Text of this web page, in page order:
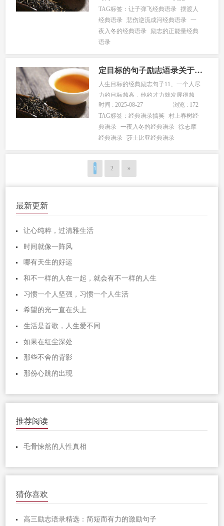
成。每一次具体实践，都有成绩与失
误、经验与教训，及时总结就会及时取
得经验教训，提高认识和工作技能。不
断实践，不断总结，那么人们对客观...
TAG标签：让子弹飞经典语录 摆渡人
经典语录 悲伤逆流成河经典语录 一
夜入冬的经典语录
励志的正能量经典
语录
定目标的句子励志语录关于目标的金句
人生目标的经典励志句子11、一个人尽
力的目标越高，他的才力就发展得越
快，对于社会就更有后果。（苏联）2、
瞄准天空的人总比瞄准树梢的人要射得
高。（欧洲）3、喷泉的高度不会超过它
的源头；一个人的成绩不会超过他的信
时间 : 2025-08-27
浏览 : 172
TAG标签：经典语录搞笑 村上春树经
典语录 一夜入冬的经典语录 徐志摩
经典语录 莎士比亚经典语录
1 2 »
最新更新
让心纯粹，过清雅生活
时间就像一阵风
哪有天生的好运
和不一样的人在一起，就会有不一样的人生
习惯一个人坚强，习惯一个人生活
希望的光一直在头上
生活是首歌，人生爱不同
如果在红尘深处
那些不舍的背影
那份心跳的出现
推荐阅读
毛骨悚然的人性真相
猜你喜欢
高三励志语录精选：简短而有力的激励句子